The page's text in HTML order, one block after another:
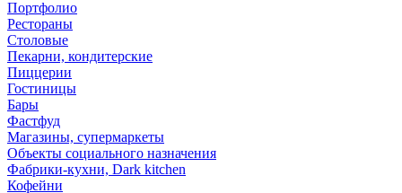
Портфолио
Рестораны
Столовые
Пекарни, кондитерские
Пиццерии
Гостиницы
Бары
Фастфуд
Магазины, супермаркеты
Объекты социального назначения
Фабрики-кухни, Dark kitchen
Кофейни